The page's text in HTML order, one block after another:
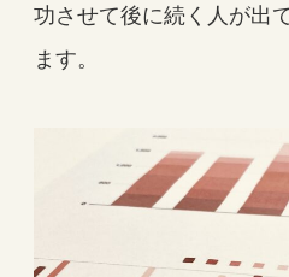
功させて後に続く人が出
ます。